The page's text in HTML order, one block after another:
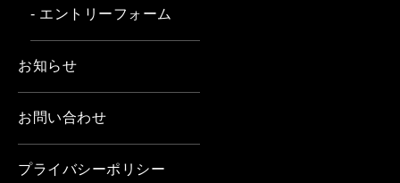
- エントリーフォーム
お知らせ
お問い合わせ
プライバシーポリシー